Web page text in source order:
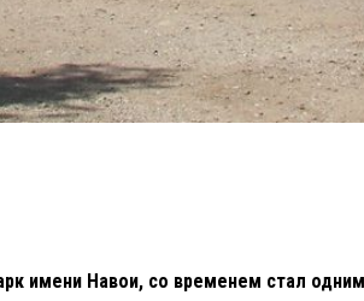
имени Навои, со временем стал